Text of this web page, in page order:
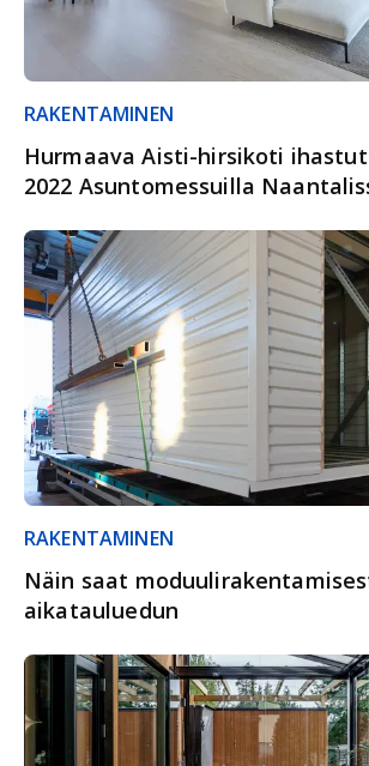
RAKENTAMINEN
Hurmaava Aisti-hirsikoti
2022 Asuntomessuilla
RAKENTAMINEN
Näin saat
aikatauluedun